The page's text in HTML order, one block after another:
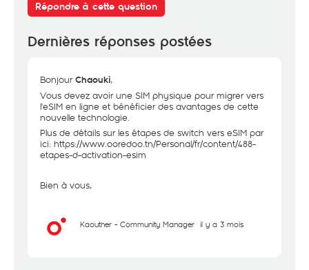
Répondre à cette question
Dernières réponses postées
BonjourChaouki,
Vous devez avoir une SIM physique pour migrer vers
l'eSIM en ligne et bénéficier des avantages de cette
nouvelle technologie.
Plus de détails sur les étapes de switch vers eSIM par
ici: https://www.ooredoo.tn/Personal/fr/content/488-
etapes-d-activation-esim
Bien à vous,
Kaouther - Community Manager il y a 3 mois